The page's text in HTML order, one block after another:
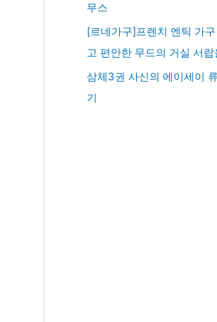
무스
[르네가구]프렌치 엔틱 가
고 편안한 무드의 거실 서
삼체3권 사신의 에이세이
기